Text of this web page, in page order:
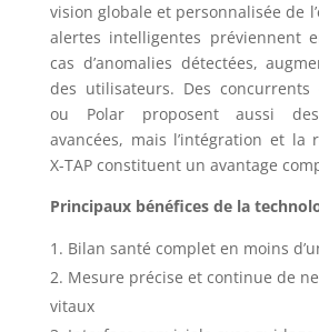
vision globale et personnalisée de
alertes intelligentes préviennent
cas d’anomalies détectées,
des utilisateurs. Des concurrents
ou Polar proposent aussi des
avancées, mais l’intégration et la
X-TAP constituent un avantage
Principaux bénéfices de la
Bilan santé complet en moins
Mesure précise et continue de
vitaux